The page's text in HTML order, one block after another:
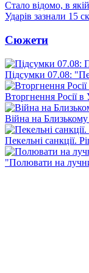
Стало відомо, в
Ударів зазнали 15
Сюжети
Підсумки 07.08:
Вторгнення Росії
Війна на
Пекельні санкції.
"Полювати на